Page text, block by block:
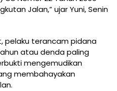
Jalan,” ujar Yuni, Senin
pelaku terancam pidana
atau denda paling
mengemudikan
membahayakan